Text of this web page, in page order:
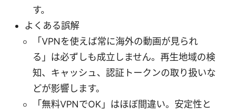
す。
よくある誤解
「VPNを使えば常に海外の動画が見られ
る」は必ずしも成立しません。再生地域の検
知、キャッシュ、認証トークンの取り扱いな
どが影響します。
「無料VPNでOK」はほぼ間違い。安定性と